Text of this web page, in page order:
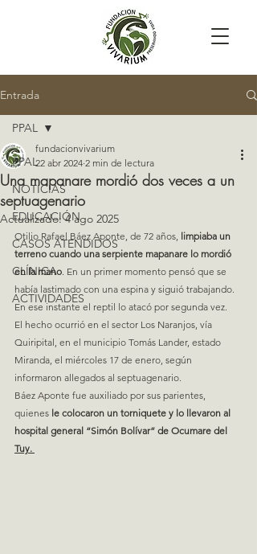
Entrada
PPAL
NOTICIAS
EDUCACIÓN
CASOS ATENDIDOS
CLÍNICA
ACTIVIDADES
PPAL
Una mapanare mordió dos veces a un
septuagenario
fundacionvivarium
22 abr 2024 2 min de lectura
Actualizado:4 ago 2025
Otilio Rafael Báez Aponte, de 72 años, limpiaba un
terreno cuando una serpiente mapanare lo mordió
en la mano. En un primer momento pensó que se
había lastimado con una espina y siguió trabajando.
En ese instante el reptil lo atacó por segunda vez.
El hecho ocurrió en el sector Los Naranjos, vía
Quiripital, en el municipio Tomás Lander, estado
Miranda, el miércoles 17 de enero, según
informaron allegados al septuagenario.
Báez Aponte fue auxiliado por sus parientes,
quienes le colocaron un torniquete y lo llevaron al
hospital general “Simón Bolívar” de Ocumare del
Tuy.